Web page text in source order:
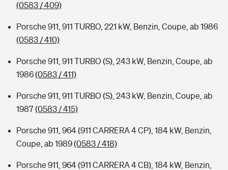
(0583 / 409)
Porsche 911, 911 TURBO, 221 kW, Benzin, Coupe, ab 1986
(0583 / 410)
Porsche 911, 911 TURBO (S), 243 kW, Benzin, Coupe, ab
1986(0583 / 411)
Porsche 911, 911 TURBO (S), 243 kW, Benzin, Coupe, ab
1987(0583 / 415)
Porsche 911, 964 (911 CARRERA 4 CP), 184 kW, Benzin,
Coupe, ab 1989(0583 / 418)
Porsche 911, 964 (911 CARRERA 4 CB), 184 kW, Benzin,